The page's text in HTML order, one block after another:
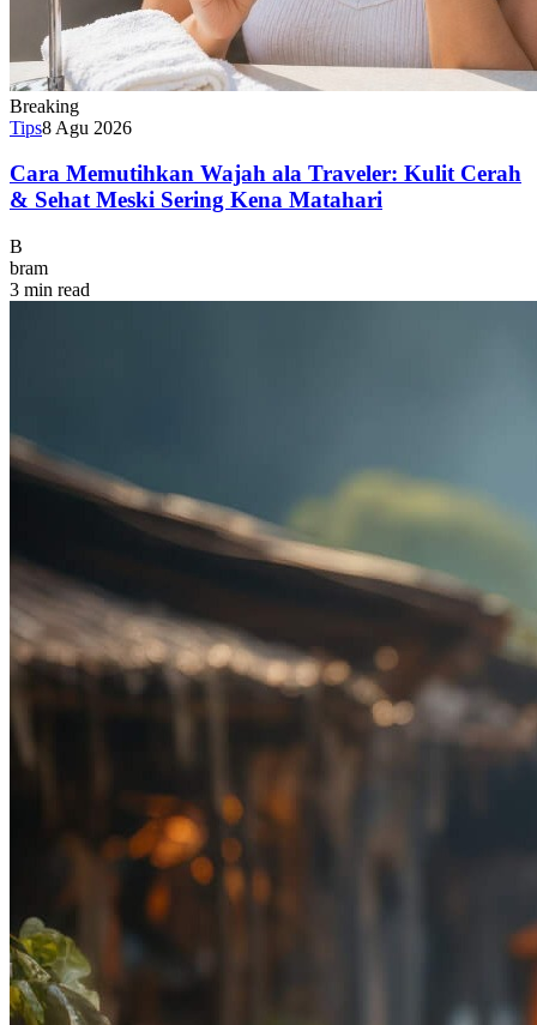
Breaking
Tips8 Agu 2026
Cara Memutihkan Wajah ala Traveler: Kulit Cerah
& Sehat Meski Sering Kena Matahari
B
bram
3 min read